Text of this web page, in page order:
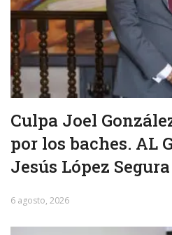
Culpa Joel
por los baches. AL
Jesús López Segura
6 agosto, 2026